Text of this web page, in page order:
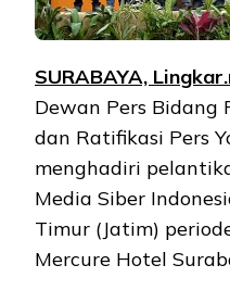
SURABAYA,
Dewan Pers Bidang
dan Ratifikasi Pers
menghadiri
Media Siber
Timur (Jatim)
Mercure Hotel